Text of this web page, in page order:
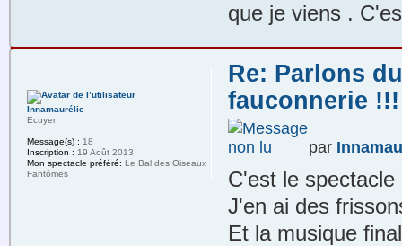
que je viens .
Re: Parlons
fauconnerie !!!
par
C'est le
J'en ai des
Et la musique
Innamaurélie
Ecuyer
Message(s) : 18
Inscription : 19 Août 2013
Mon spectacle préféré: Le Bal des Oiseaux
Fantômes